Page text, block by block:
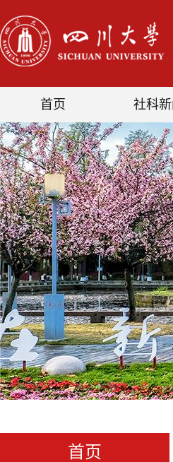
首页 社科新
首页